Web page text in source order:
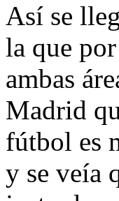
Así se
la que
ambas
Madrid
fútbol es
y se veía